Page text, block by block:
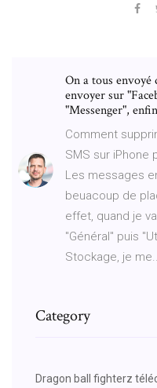
On a tous envoyé
envoyer sur
"Messenger",
Comment
SMS sur iPhone
Les messages
beuacoup de
effet, quand je
"Général" puis
Stockage, je
Category
Dragon ball fighterz